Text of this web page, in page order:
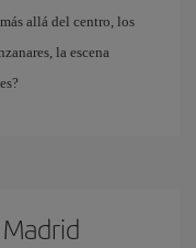
allá del centro, los
la escena